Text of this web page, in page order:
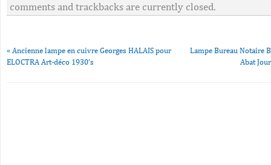
comments and trackbacks are currently closed.
« Ancienne lampe en cuivre Georges HALAIS pour
ELOCTRA Art-déco 1930’s
Lampe Bureau Notaire
Abat